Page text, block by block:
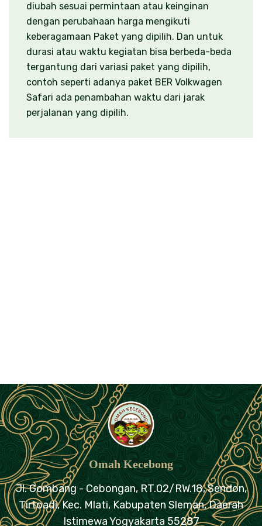
diubah sesuai permintaan atau keinginan
dengan perubahaan harga mengikuti
keberagamaan Paket yang dipilih. Dan untuk
durasi atau waktu kegiatan bisa berbeda-beda
tergantung dari variasi paket yang dipilih,
contoh seperti adanya paket BER Volkwagen
Safari ada penambahan waktu dari jarak
perjalanan yang dipilih.
Omah Kecebong
Jl. Gombang - Cebongan, RT.02/RW.18,Sendon,
Tirtoadi, Kec. Mlati, Kabupaten Sleman,Daerah
Istimewa Yogyakarta 55287